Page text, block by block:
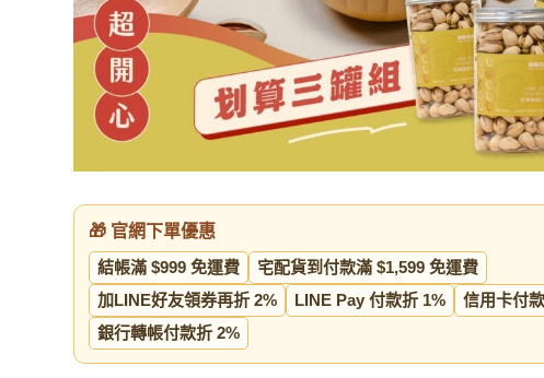
🎁 官網下單優惠
結帳滿 $999 免運費
宅配貨到付款滿 $1,599 免運費
加LINE好友領券再折 2%
LINE Pay 付款折 1%
信用卡付
銀行轉帳付款折 2%